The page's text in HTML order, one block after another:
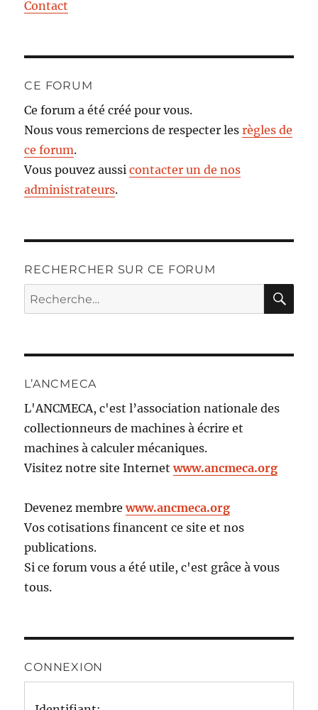
Contact
CE FORUM
Ce forum a été créé pour vous.
Nous vous remercions de respecter lesrègles de
ce forum.
Vous pouvez aussicontacter un de nos
administrateurs.
RECHERCHER SUR CE FORUM
Recherche
pour :
L’ANCMECA
L'ANCMECA, c'est l’association nationale des
collectionneurs de machines à écrire et
machines à calculer mécaniques.
Visitez notre site Internetwww.ancmeca.org
Devenez membrewww.ancmeca.org
Vos cotisations financent ce site et nos
publications.
Si ce forum vous a été utile, c'est grâce à vous
tous.
CONNEXION